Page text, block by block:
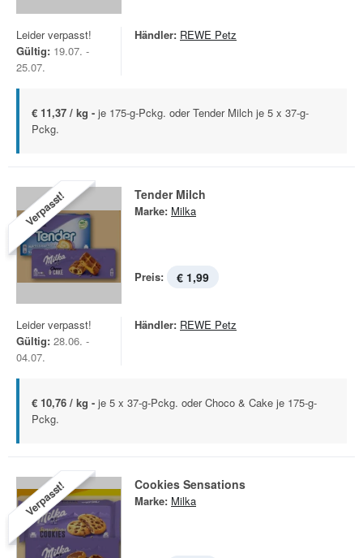
Leider verpasst!
Gültig: 19.07. -
25.07.
Händler: REWE Petz
€ 11,37 / kg - je 175-g-Pckg. oder Tender Milch je 5 x 37-g-
Pckg.
Verpasst! Tender Milch
Marke: Milka
Preis: € 1,99
Leider verpasst!
Gültig: 28.06. -
04.07.
Händler: REWE Petz
€ 10,76 / kg - je 5 x 37-g-Pckg. oder Choco & Cake je 175-g-
Pckg.
Verpasst! Cookies Sensations
Marke: Milka